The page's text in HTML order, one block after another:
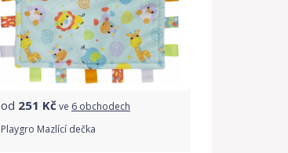
od 251 Kčve 6 obchodech
Playgro Mazlící dečka